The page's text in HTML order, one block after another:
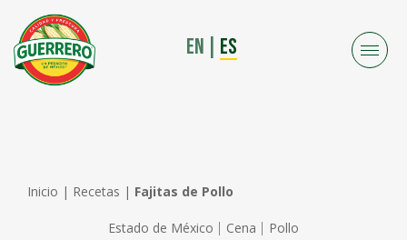
EN ES
Inicio | Recetas | Fajitas de Pollo
Estado de México Cena Pollo